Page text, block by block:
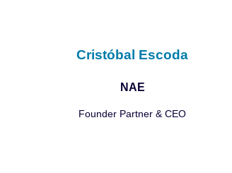
Cristóbal Escoda
NAE
Founder Partner & CEO